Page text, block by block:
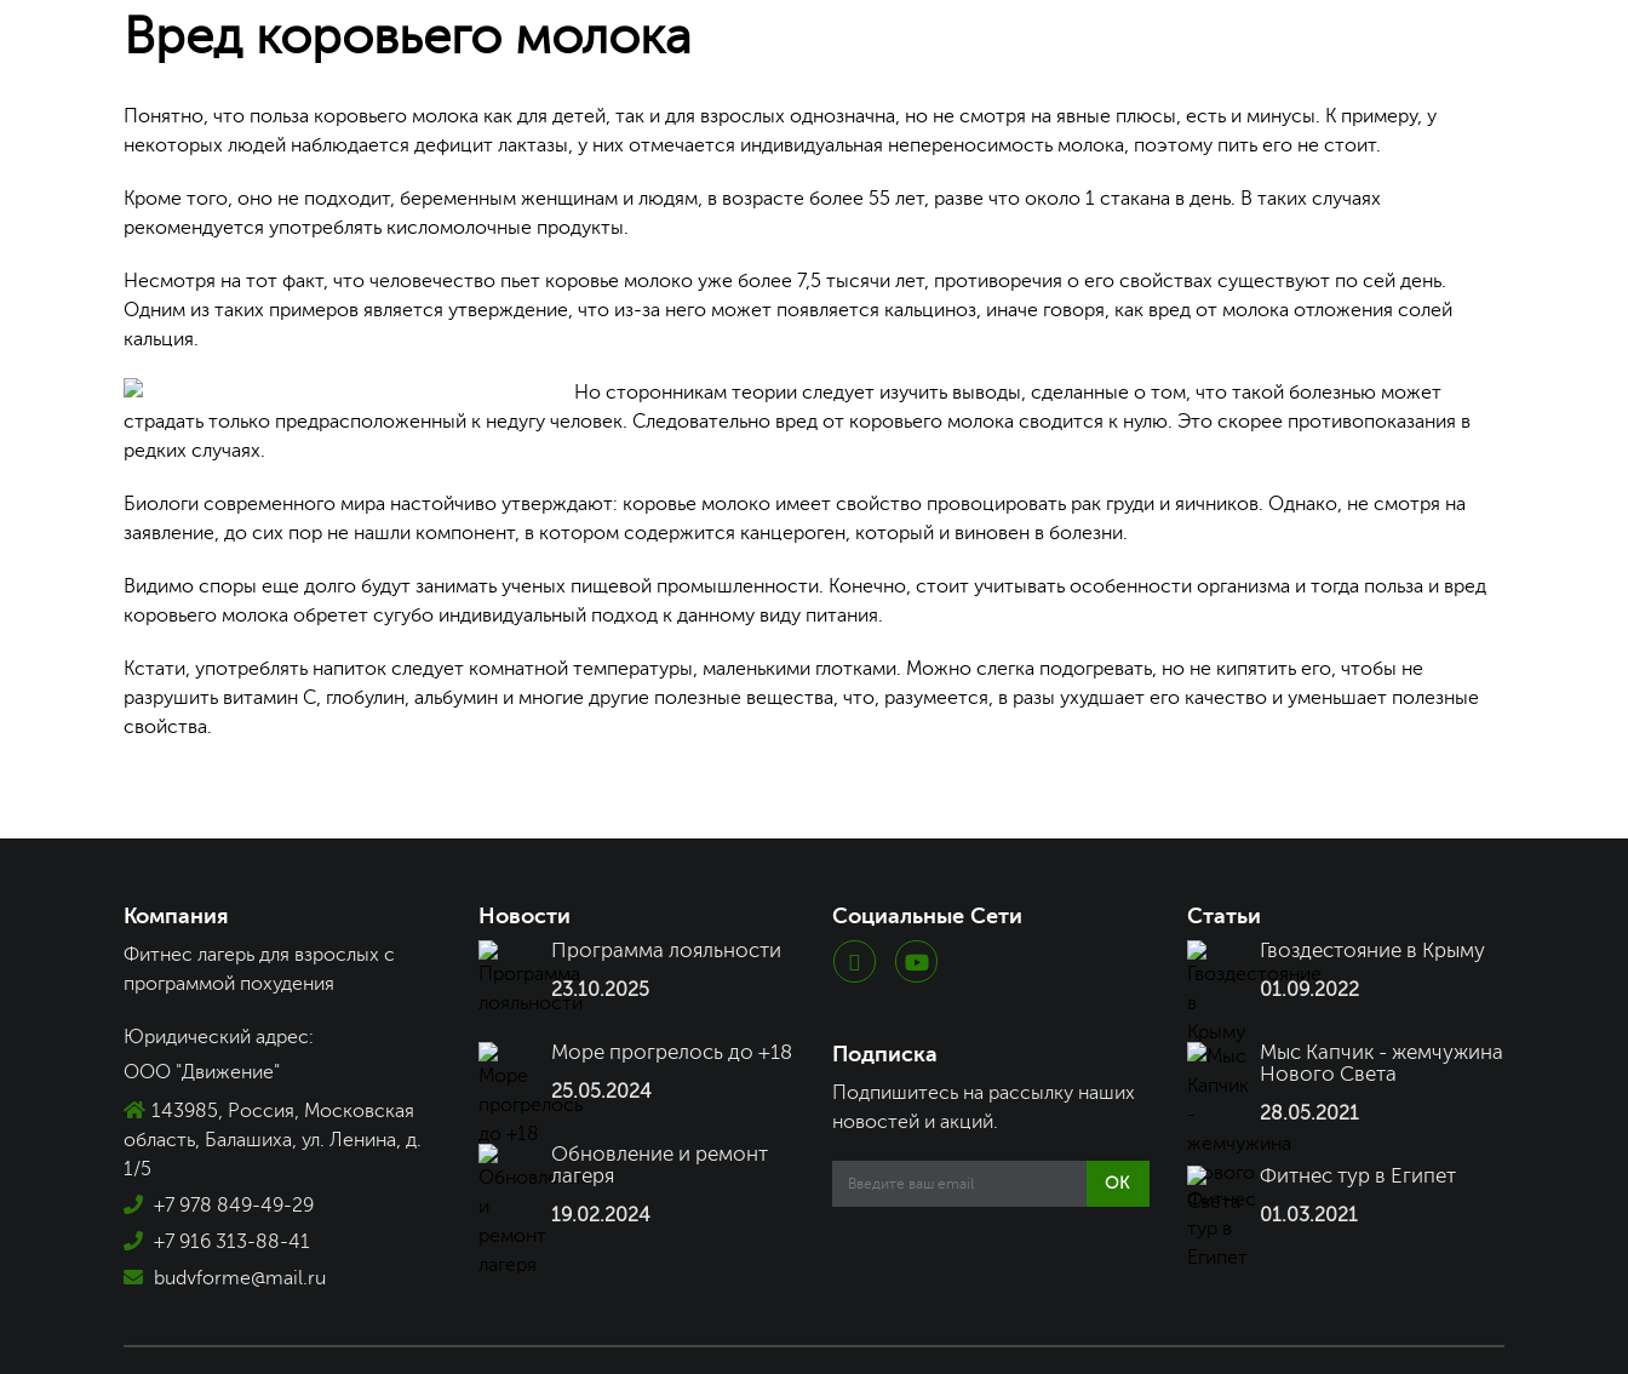
Вред коровьего молока
Понятно, что польза коровьего молока как для детей, так и для взрослых однозначна, но не смотря на явные плюсы, есть и минусы. К примеру, у
некоторых людей наблюдается дефицит лактазы, у них отмечается индивидуальная непереносимость молока, поэтому пить его не стоит.
Кроме того, оно не подходит, беременным женщинам и людям, в возрасте более 55 лет, разве что около 1 стакана в день. В таких случаях
рекомендуется употреблять кисломолочные продукты.
Несмотря на тот факт, что человечество пьет коровье молоко уже более 7,5 тысячи лет, противоречия о его свойствах существуют по сей день.
Одним из таких примеров является утверждение, что из-за него может появляется кальциноз, иначе говоря, как вред от молока отложения солей
кальция.
Но сторонникам теории следует изучить выводы, сделанные о том, что такой болезнью может
страдать только предрасположенный к недугу человек. Следовательно вред от коровьего молока сводится к нулю. Это скорее противопоказания в
редких случаях.
Биологи современного мира настойчиво утверждают: коровье молоко имеет свойство провоцировать рак груди и яичников. Однако, не смотря на
заявление, до сих пор не нашли компонент, в котором содержится канцероген, который и виновен в болезни.
Видимо споры еще долго будут занимать ученых пищевой промышленности. Конечно, стоит учитывать особенности организма и тогда польза и вред
коровьего молока обретет сугубо индивидуальный подход к данному виду питания.
Кстати, употреблять напиток следует комнатной температуры, маленькими глотками. Можно слегка подогревать, но не кипятить его, чтобы не
разрушить витамин С, глобулин, альбумин и многие другие полезные вещества, что, разумеется, в разы ухудшает его качество и уменьшает полезные
свойства.
Компания
Фитнес лагерь для взрослых с
программой похудения
Юридический адрес:
ООО "Движение"
143985, Россия, Московская
область, Балашиха, ул. Ленина, д.
1/5
+7 978 849-49-29
+7 916 313-88-41
budvforme@mail.ru
Новости
Программа лояльности
23.10.2025
Море прогрелось до +18
25.05.2024
Обновление и ремонт
лагеря
19.02.2024
Социальные Сети
Подписка
Подпишитесь на рассылку наших
новостей и акций.
Email
address
OK
Статьи
Гвоздестояние в Крыму
01.09.2022
Мыс Капчик - жемчужина
Нового Света
28.05.2021
Фитнес тур в Египет
01.03.2021